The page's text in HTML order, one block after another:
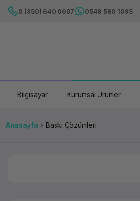
0 (850) 640 0607 0549 590 1095
Bilgisayar Kurumsal Ürünler
Anasayfa Baskı Çözümleri